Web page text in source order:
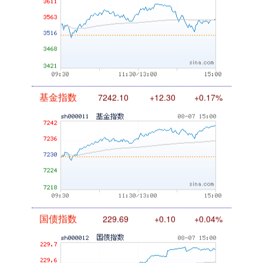
基金指数 7242.10 +12.30 +0.17%
国债指数 229.69 +0.10 +0.04%